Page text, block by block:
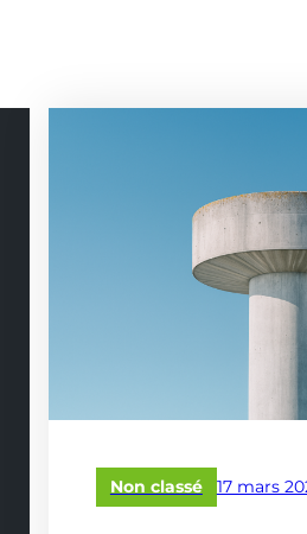
Non classé
Publié
le
17 mars